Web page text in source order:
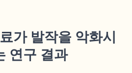
가 발작을 악화시
연구 결과